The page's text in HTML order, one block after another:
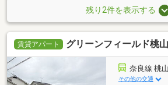
残り2件を表示する
賃貸アパート グリーンフィールド桃山
奈良線 桃
その他の交通